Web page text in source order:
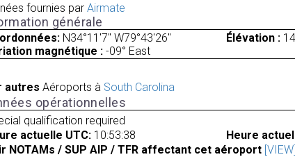
fournies par Airmate
générale
N34°11'7" W79°43'26" Élévation :
magnétique : -09° East
autres Aéroports à South Carolina
opérationnelles
qualification required
actuelle UTC: 10:53:38
Heure
NOTAMs / SUP AIP / TFR affectant cet aéroport [VIEW]